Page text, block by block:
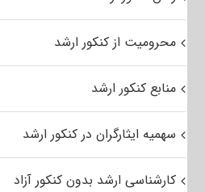
محرومیت از کنکور ارشد
منابع کنکور ارشد
سهمیه ایثارگران در کنکور ارشد
کارشناسی ارشد بدون کنکور آزاد